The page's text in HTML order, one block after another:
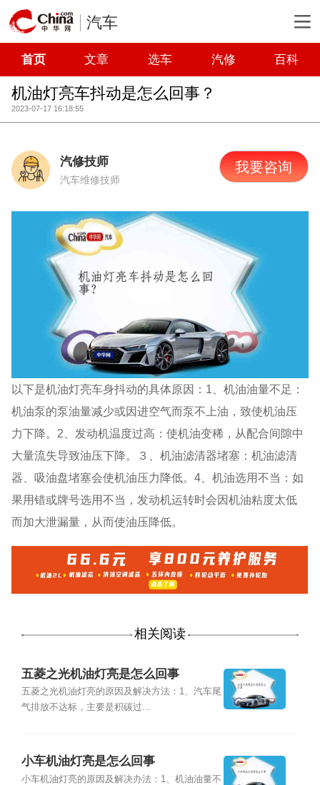
汽车
首页 文章 选车 汽修 百科
机油灯亮车抖动是怎么回事？
2023-07-17 16:18:55
汽修技师
汽车维修技师
我要咨询
以下是机油灯亮车身抖动的具体原因：1、机油油量不足：
机油泵的泵油量减少或因进空气而泵不上油，致使机油压
力下降。2、发动机温度过高：使机油变稀，从配合间隙中
大量流失导致油压下降。３、机油滤清器堵塞：机油滤清
器、吸油盘堵塞会使机油压力降低。4、机油选用不当：如
果用错或牌号选用不当，发动机运转时会因机油粘度太低
而加大泄漏量，从而使油压降低。
相关阅读
五菱之光机油灯亮是怎么回事
五菱之光机油灯亮的原因及解决方法：1、汽车尾
气排放不达标，主要是积碳过...
小车机油灯亮是怎么回事
小车机油灯亮的原因及解决办法：1、机油油量不